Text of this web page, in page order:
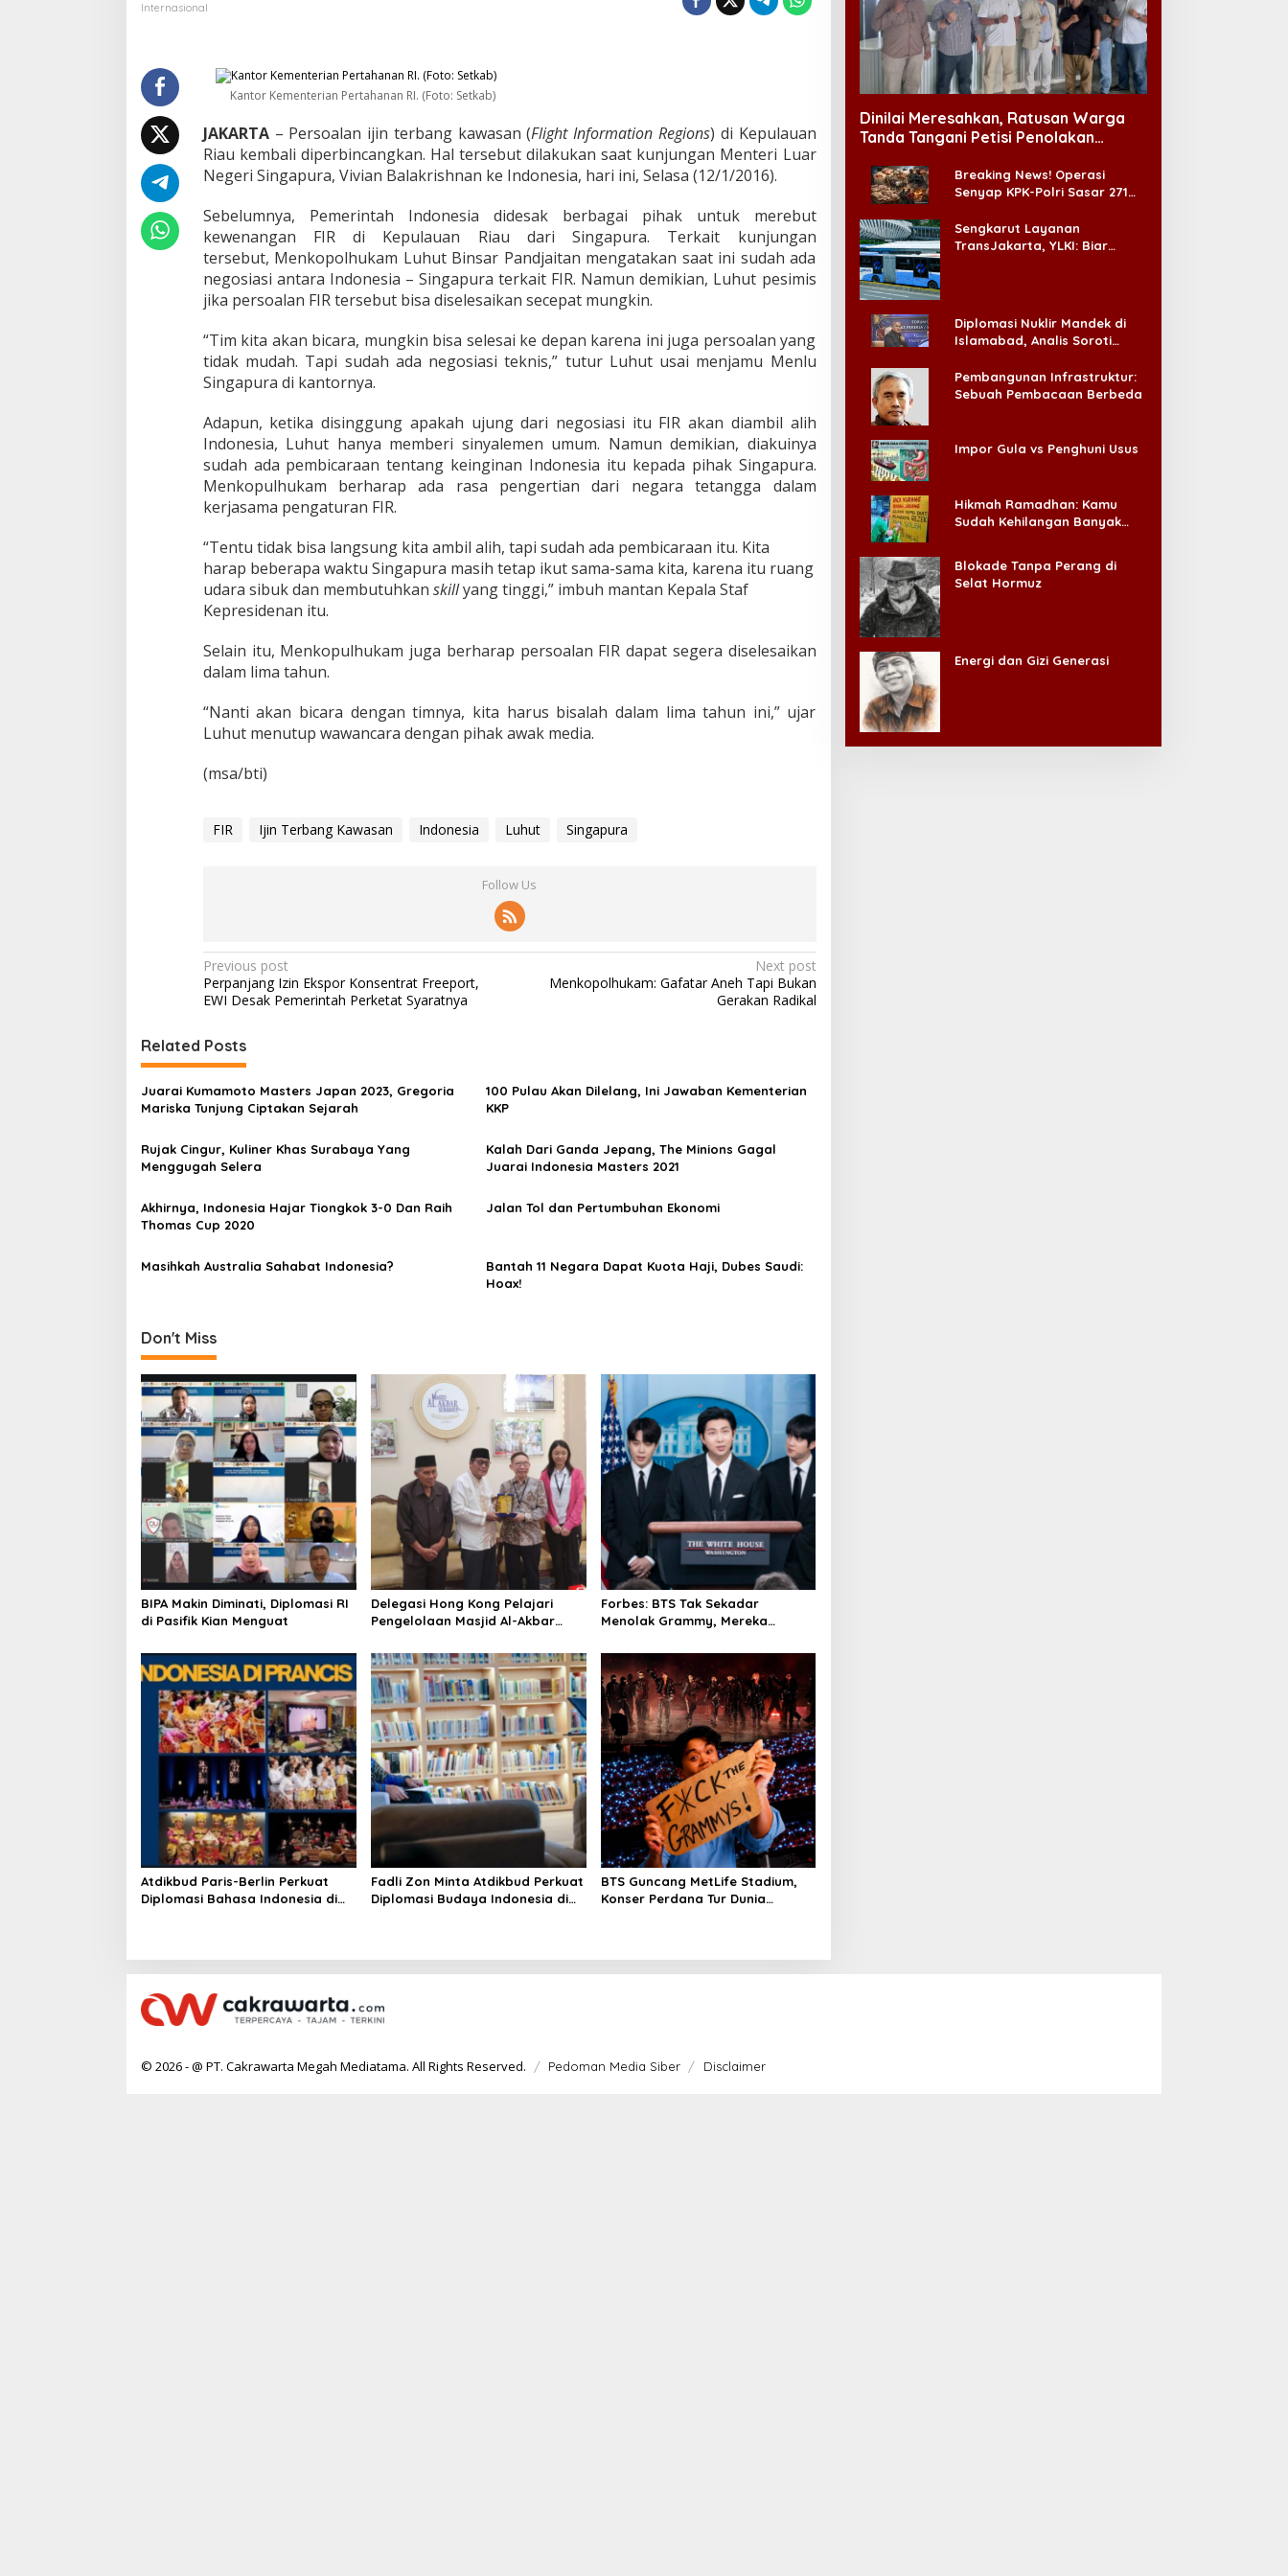
i
n
a
p
u
r
o
s
i
s
i
e
k
a
i
t
P
e
s
o
a
l
a
I
j
i
T
e
K
Internasional
Kantor Kementerian Pertahanan RI. (Foto: Setkab)
JAKARTA– Persoalan ijin terbang kawasan (Flight Information Regions) di Kepulauan
Riau kembali diperbincangkan. Hal tersebut dilakukan saat kunjungan Menteri Luar
Negeri Singapura, Vivian Balakrishnan ke Indonesia, hari ini, Selasa (12/1/2016).
Sebelumnya, Pemerintah Indonesia didesak berbagai pihak untuk merebut
kewenangan FIR di Kepulauan Riau dari Singapura. Terkait kunjungan
tersebut, Menkopolhukam Luhut Binsar Pandjaitan mengatakan saat ini sudah ada
negosiasi antara Indonesia – Singapura terkait FIR. Namun demikian, Luhut pesimis
jika persoalan FIR tersebut bisa diselesaikan secepat mungkin.
“Tim kita akan bicara, mungkin bisa selesai ke depan karena ini juga persoalan yang
tidak mudah. Tapi sudah ada negosiasi teknis,” tutur Luhut usai menjamu Menlu
Singapura di kantornya.
Adapun, ketika disinggung apakah ujung dari negosiasi itu FIR akan diambil alih
Indonesia, Luhut hanya memberi sinyalemen umum. Namun demikian, diakuinya
sudah ada pembicaraan tentang keinginan Indonesia itu kepada pihak Singapura.
Menkopulhukam berharap ada rasa pengertian dari negara tetangga dalam
kerjasama pengaturan FIR.
“Tentu tidak bisa langsung kita ambil alih, tapi sudah ada pembicaraan itu. Kita
harap beberapa waktu Singapura masih tetap ikut sama-sama kita, karena itu ruang
udara sibuk dan membutuhkan skillyang tinggi,” imbuh mantan Kepala Staf
Kepresidenan itu.
Selain itu, Menkopulhukam juga berharap persoalan FIR dapat segera diselesaikan
dalam lima tahun.
“Nanti akan bicara dengan timnya, kita harus bisalah dalam lima tahun ini,” ujar
Luhut menutup wawancara dengan pihak awak media.
(msa/bti)
FIR Ijin Terbang Kawasan Indonesia Luhut Singapura
Follow Us
P
o
t
n
a
i
a
t
i
Previous post
Perpanjang Izin Ekspor Konsentrat Freeport,
EWI Desak Pemerintah Perketat Syaratnya
Next post
Menkopolhukam: Gafatar Aneh Tapi Bukan
Gerakan Radikal
Related Posts
Juarai Kumamoto Masters Japan 2023, Gregoria
Mariska Tunjung Ciptakan Sejarah
100 Pulau Akan Dilelang, Ini Jawaban Kementerian
KKP
Rujak Cingur, Kuliner Khas Surabaya Yang
Menggugah Selera
Kalah Dari Ganda Jepang, The Minions Gagal
Juarai Indonesia Masters 2021
Akhirnya, Indonesia Hajar Tiongkok 3-0 Dan Raih
Thomas Cup 2020
Jalan Tol dan Pertumbuhan Ekonomi
Masihkah Australia Sahabat Indonesia?
Bantah 11 Negara Dapat Kuota Haji, Dubes Saudi:
Hoax!
Don't Miss
BIPA Makin Diminati, Diplomasi RI
di Pasifik Kian Menguat
Delegasi Hong Kong Pelajari
Pengelolaan Masjid Al-Akbar
Forbes: BTS Tak Sekadar
Menolak Grammy, Mereka
‘Diskriminatif’
Atdikbud Paris-Berlin Perkuat
Diplomasi Bahasa Indonesia di
Fadli Zon Minta Atdikbud Perkuat
Diplomasi Budaya Indonesia di
BTS Guncang MetLife Stadium,
Konser Perdana Tur Dunia
Dinilai Meresahkan, Ratusan Warga
Tanda Tangani Petisi Penolakan
Breaking News! Operasi
Senyap KPK-Polri Sasar 271
Ada ‘Badai Pemeriksaan’
Sengkarut Layanan
TransJakarta, YLKI: Biar
Diplomasi Nuklir Mandek di
Islamabad, Analis Soroti
Pembangunan Infrastruktur:
Sebuah Pembacaan Berbeda
Impor Gula vs Penghuni Usus
Hikmah Ramadhan: Kamu
Sudah Kehilangan Banyak
Blokade Tanpa Perang di
Selat Hormuz
Energi dan Gizi Generasi
© 2026 - @ PT. Cakrawarta Megah Mediatama. All Rights Reserved. Pedoman Media Siber Disclaimer